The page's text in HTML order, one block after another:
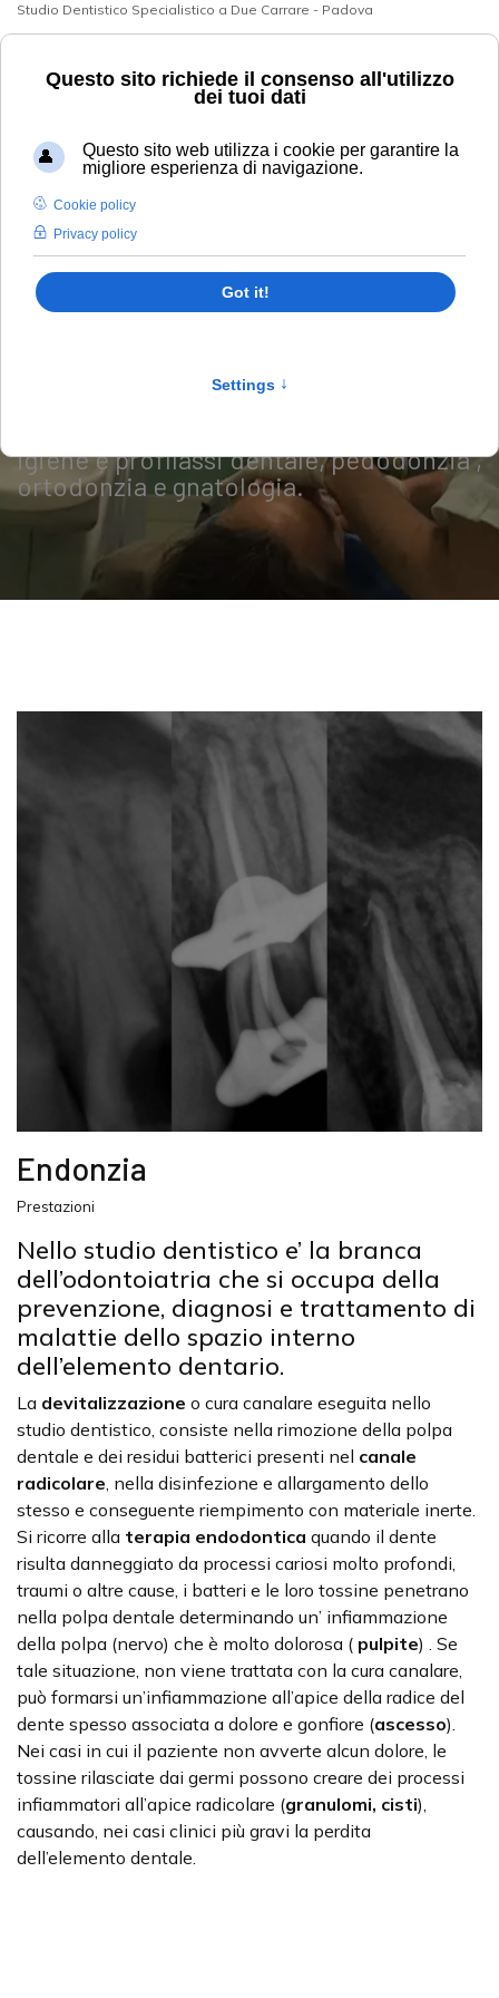
Studio Dentistico Specialistico a Due Carrare - Padova
Le Prestazioni
Lo studio dentistico è in grado di
conservativa, parodontologia, estetica
igiene e profilassi dentale, pedodonzia ,
ortodonzia e gnatologia.
Endonzia
Prestazioni
Nello studio dentistico e’ la branca
dell’odontoiatria che si occupa della
prevenzione, diagnosi e trattamento di
malattie dello spazio interno
dell’elemento dentario.
La devitalizzazione o cura canalare eseguita nello
studio dentistico, consiste nella rimozione della polpa
dentale e dei residui batterici presenti nel canale
radicolare , nella disinfezione e allargamento dello
stesso e conseguente riempimento con materiale inerte.
Si ricorre alla terapia endodontica quando il dente
risulta danneggiato da processi cariosi molto profondi,
traumi o altre cause, i batteri e le loro tossine penetrano
nella polpa dentale determinando un’ infiammazione
della polpa (nervo) che è molto dolorosa ( pulpite) . Se
tale situazione, non viene trattata con la cura canalare,
può formarsi un’infiammazione all’apice della radice del
dente spesso associata a dolore e gonfiore (ascesso).
Nei casi in cui il paziente non avverte alcun dolore, le
tossine rilasciate dai germi possono creare dei processi
infiammatori all’apice radicolare (granulomi, cisti),
causando, nei casi clinici più gravi la perdita
dell’elemento dentale.